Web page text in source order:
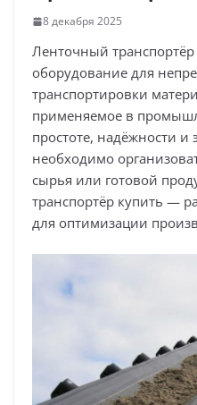
8 декабря 2025
Ленточный
оборудование для
транспортировки
применяемое в
простоте, надёжности
необходимо
сырья или готовой
транспортёр купить —
для оптимизации